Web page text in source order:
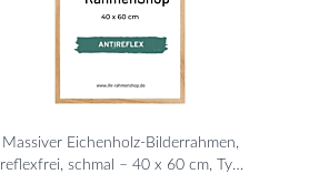
Massiver Eichenholz-Bilderrahmen,
reflexfrei, schmal – 40 x 60 cm, Typ